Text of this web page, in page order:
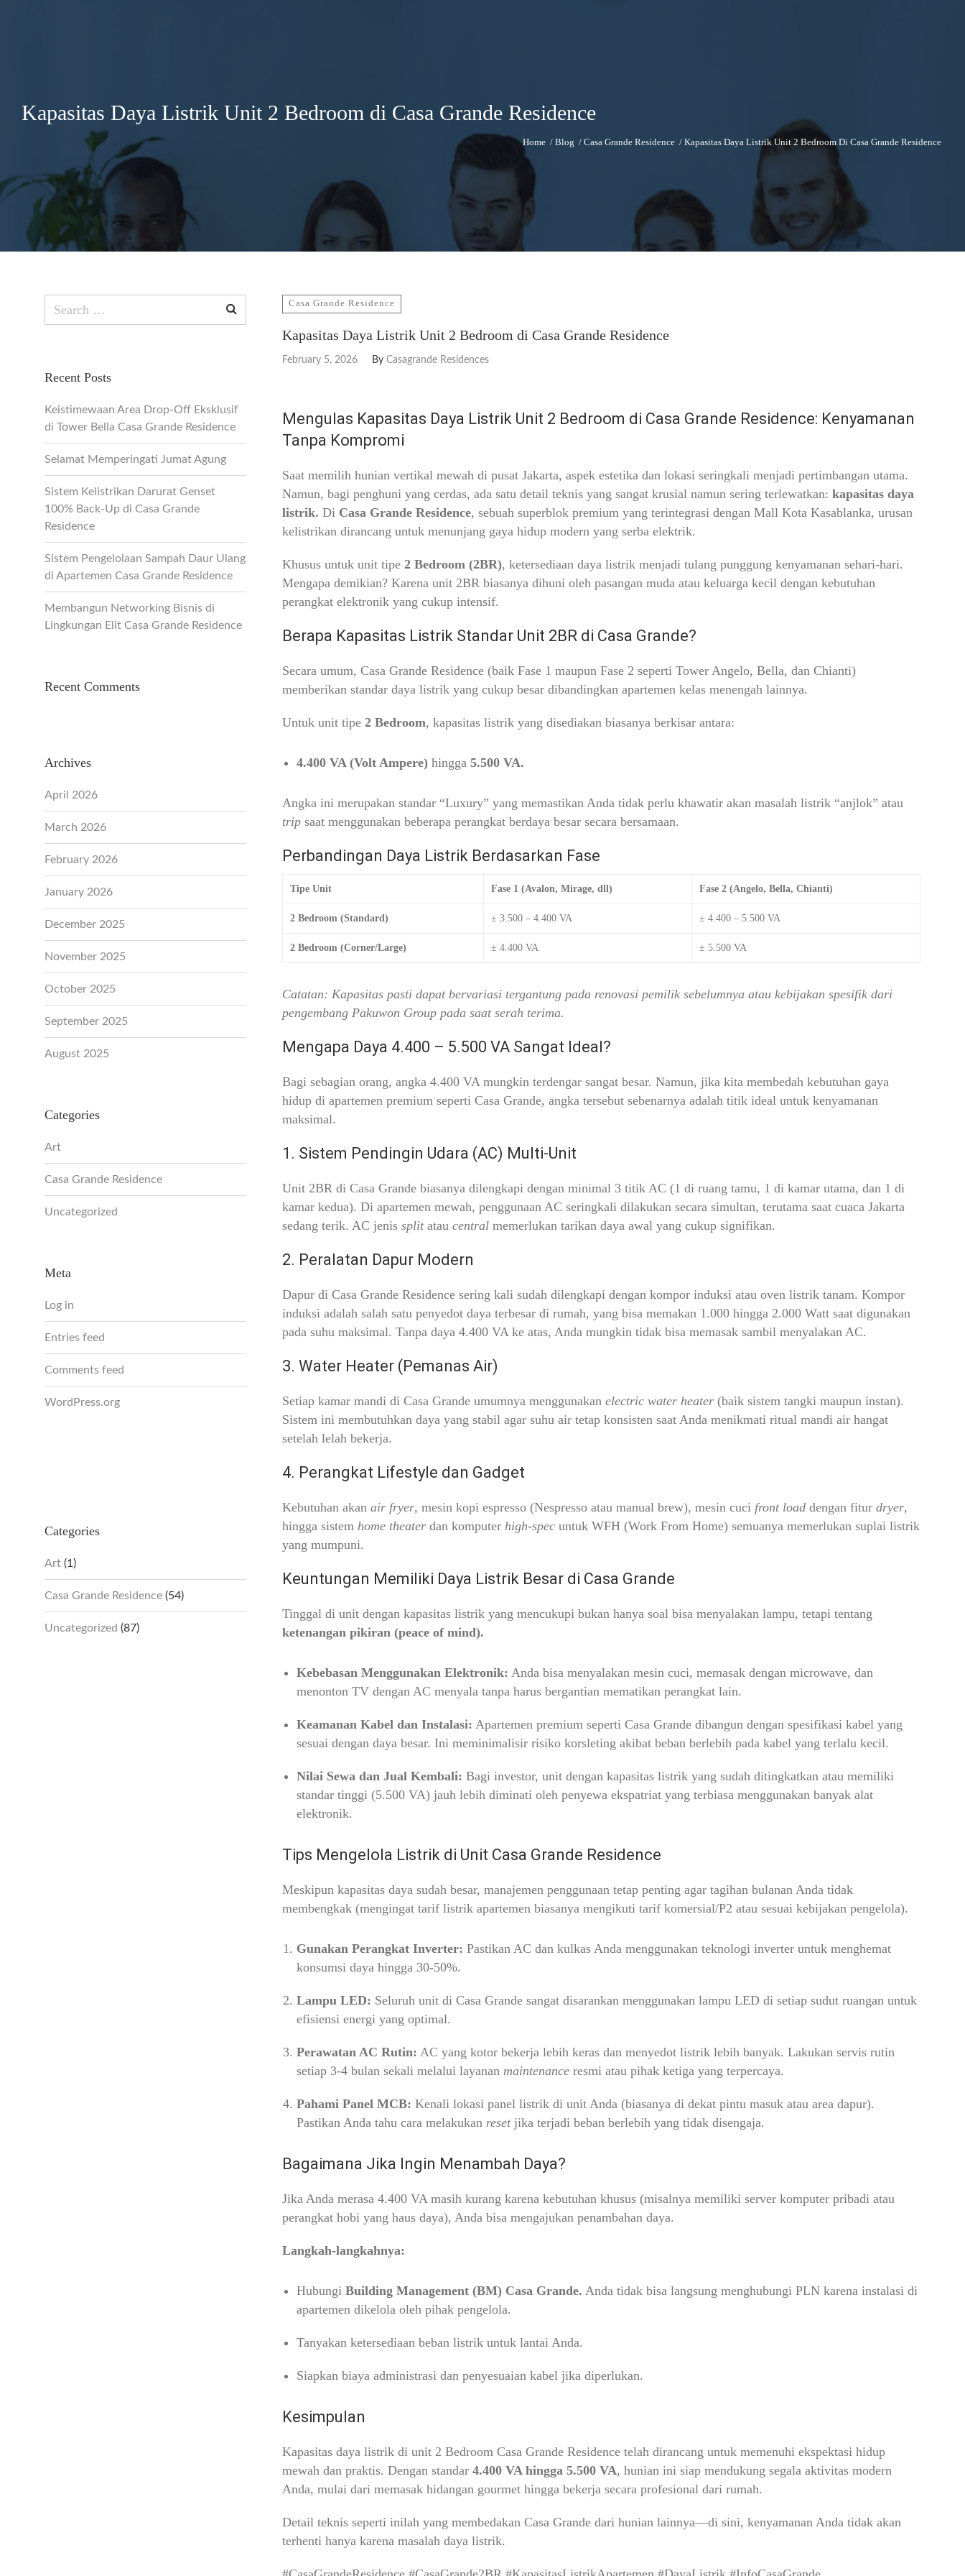
Kapasitas Daya Listrik Unit 2 Bedroom di Casa Grande Residence
Home / Blog / Casa Grande Residence / Kapasitas Daya Listrik Unit 2 Bedroom Di Casa Grande Residence
Casa Grande Residence
Kapasitas Daya Listrik Unit 2 Bedroom di Casa Grande Residence
February 5, 2026 By Casagrande Residences
Mengulas Kapasitas Daya Listrik Unit 2 Bedroom di Casa Grande Residence: Kenyamanan
Tanpa Kompromi
Saat memilih hunian vertikal mewah di pusat Jakarta, aspek estetika dan lokasi seringkali menjadi pertimbangan utama.
Namun, bagi penghuni yang cerdas, ada satu detail teknis yang sangat krusial namun sering terlewatkan: kapasitas daya
listrik. Di Casa Grande Residence, sebuah superblok premium yang terintegrasi dengan Mall Kota Kasablanka, urusan
kelistrikan dirancang untuk menunjang gaya hidup modern yang serba elektrik.
Khusus untuk unit tipe 2 Bedroom (2BR), ketersediaan daya listrik menjadi tulang punggung kenyamanan sehari-hari.
Mengapa demikian? Karena unit 2BR biasanya dihuni oleh pasangan muda atau keluarga kecil dengan kebutuhan
perangkat elektronik yang cukup intensif.
Berapa Kapasitas Listrik Standar Unit 2BR di Casa Grande?
Secara umum, Casa Grande Residence (baik Fase 1 maupun Fase 2 seperti Tower Angelo, Bella, dan Chianti)
memberikan standar daya listrik yang cukup besar dibandingkan apartemen kelas menengah lainnya.
Untuk unit tipe 2 Bedroom, kapasitas listrik yang disediakan biasanya berkisar antara:
4.400 VA (Volt Ampere)hingga 5.500 VA.
Angka ini merupakan standar “Luxury” yang memastikan Anda tidak perlu khawatir akan masalah listrik “anjlok” atau
tripsaat menggunakan beberapa perangkat berdaya besar secara bersamaan.
Perbandingan Daya Listrik Berdasarkan Fase
Tipe Unit Fase 1 (Avalon, Mirage, dll) Fase 2 (Angelo, Bella, Chianti)
2 Bedroom (Standard) ± 3.500 – 4.400 VA ± 4.400 – 5.500 VA
2 Bedroom (Corner/Large) ± 4.400 VA ± 5.500 VA
Catatan: Kapasitas pasti dapat bervariasi tergantung pada renovasi pemilik sebelumnya atau kebijakan spesifik dari
pengembang Pakuwon Group pada saat serah terima.
Mengapa Daya 4.400 – 5.500 VA Sangat Ideal?
Bagi sebagian orang, angka 4.400 VA mungkin terdengar sangat besar. Namun, jika kita membedah kebutuhan gaya
hidup di apartemen premium seperti Casa Grande, angka tersebut sebenarnya adalah titik ideal untuk kenyamanan
maksimal.
1. Sistem Pendingin Udara (AC) Multi-Unit
Unit 2BR di Casa Grande biasanya dilengkapi dengan minimal 3 titik AC (1 di ruang tamu, 1 di kamar utama, dan 1 di
kamar kedua). Di apartemen mewah, penggunaan AC seringkali dilakukan secara simultan, terutama saat cuaca Jakarta
sedang terik. AC jenis splitatau centralmemerlukan tarikan daya awal yang cukup signifikan.
2. Peralatan Dapur Modern
Dapur di Casa Grande Residence sering kali sudah dilengkapi dengan kompor induksi atau oven listrik tanam. Kompor
induksi adalah salah satu penyedot daya terbesar di rumah, yang bisa memakan 1.000 hingga 2.000 Watt saat digunakan
pada suhu maksimal. Tanpa daya 4.400 VA ke atas, Anda mungkin tidak bisa memasak sambil menyalakan AC.
3. Water Heater (Pemanas Air)
Setiap kamar mandi di Casa Grande umumnya menggunakan electric water heater(baik sistem tangki maupun instan).
Sistem ini membutuhkan daya yang stabil agar suhu air tetap konsisten saat Anda menikmati ritual mandi air hangat
setelah lelah bekerja.
4. Perangkat Lifestyle dan Gadget
Kebutuhan akan air fryer, mesin kopi espresso (Nespresso atau manual brew), mesin cuci front loaddengan fitur dryer,
hingga sistem home theaterdan komputer high-specuntuk WFH (Work From Home) semuanya memerlukan suplai listrik
yang mumpuni.
Keuntungan Memiliki Daya Listrik Besar di Casa Grande
Tinggal di unit dengan kapasitas listrik yang mencukupi bukan hanya soal bisa menyalakan lampu, tetapi tentang
ketenangan pikiran (peace of mind).
Kebebasan Menggunakan Elektronik: Anda bisa menyalakan mesin cuci, memasak dengan microwave, dan
menonton TV dengan AC menyala tanpa harus bergantian mematikan perangkat lain.
Keamanan Kabel dan Instalasi: Apartemen premium seperti Casa Grande dibangun dengan spesifikasi kabel yang
sesuai dengan daya besar. Ini meminimalisir risiko korsleting akibat beban berlebih pada kabel yang terlalu kecil.
Nilai Sewa dan Jual Kembali: Bagi investor, unit dengan kapasitas listrik yang sudah ditingkatkan atau memiliki
standar tinggi (5.500 VA) jauh lebih diminati oleh penyewa ekspatriat yang terbiasa menggunakan banyak alat
elektronik.
Tips Mengelola Listrik di Unit Casa Grande Residence
Meskipun kapasitas daya sudah besar, manajemen penggunaan tetap penting agar tagihan bulanan Anda tidak
membengkak (mengingat tarif listrik apartemen biasanya mengikuti tarif komersial/P2 atau sesuai kebijakan pengelola).
Gunakan Perangkat Inverter: Pastikan AC dan kulkas Anda menggunakan teknologi inverter untuk menghemat
konsumsi daya hingga 30-50%.
Lampu LED: Seluruh unit di Casa Grande sangat disarankan menggunakan lampu LED di setiap sudut ruangan untuk
efisiensi energi yang optimal.
Perawatan AC Rutin: AC yang kotor bekerja lebih keras dan menyedot listrik lebih banyak. Lakukan servis rutin
setiap 3-4 bulan sekali melalui layanan maintenanceresmi atau pihak ketiga yang terpercaya.
Pahami Panel MCB: Kenali lokasi panel listrik di unit Anda (biasanya di dekat pintu masuk atau area dapur).
Pastikan Anda tahu cara melakukan resetjika terjadi beban berlebih yang tidak disengaja.
Bagaimana Jika Ingin Menambah Daya?
Jika Anda merasa 4.400 VA masih kurang karena kebutuhan khusus (misalnya memiliki server komputer pribadi atau
perangkat hobi yang haus daya), Anda bisa mengajukan penambahan daya.
Langkah-langkahnya:
Hubungi Building Management (BM) Casa Grande. Anda tidak bisa langsung menghubungi PLN karena instalasi di
apartemen dikelola oleh pihak pengelola.
Tanyakan ketersediaan beban listrik untuk lantai Anda.
Siapkan biaya administrasi dan penyesuaian kabel jika diperlukan.
Kesimpulan
Kapasitas daya listrik di unit 2 Bedroom Casa Grande Residence telah dirancang untuk memenuhi ekspektasi hidup
mewah dan praktis. Dengan standar 4.400 VA hingga 5.500 VA, hunian ini siap mendukung segala aktivitas modern
Anda, mulai dari memasak hidangan gourmet hingga bekerja secara profesional dari rumah.
Detail teknis seperti inilah yang membedakan Casa Grande dari hunian lainnya—di sini, kenyamanan Anda tidak akan
terhenti hanya karena masalah daya listrik.
Recent Posts
Keistimewaan Area Drop-Off Eksklusif
di Tower Bella Casa Grande Residence
Selamat Memperingati Jumat Agung
Sistem Kelistrikan Darurat Genset
100% Back-Up di Casa Grande
Residence
Sistem Pengelolaan Sampah Daur Ulang
di Apartemen Casa Grande Residence
Membangun Networking Bisnis di
Lingkungan Elit Casa Grande Residence
Recent Comments
Archives
April 2026
March 2026
February 2026
January 2026
December 2025
November 2025
October 2025
September 2025
August 2025
Categories
Art
Casa Grande Residence
Uncategorized
Meta
Log in
Entries feed
Comments feed
WordPress.org
Categories
Art (1)
Casa Grande Residence (54)
Uncategorized (87)